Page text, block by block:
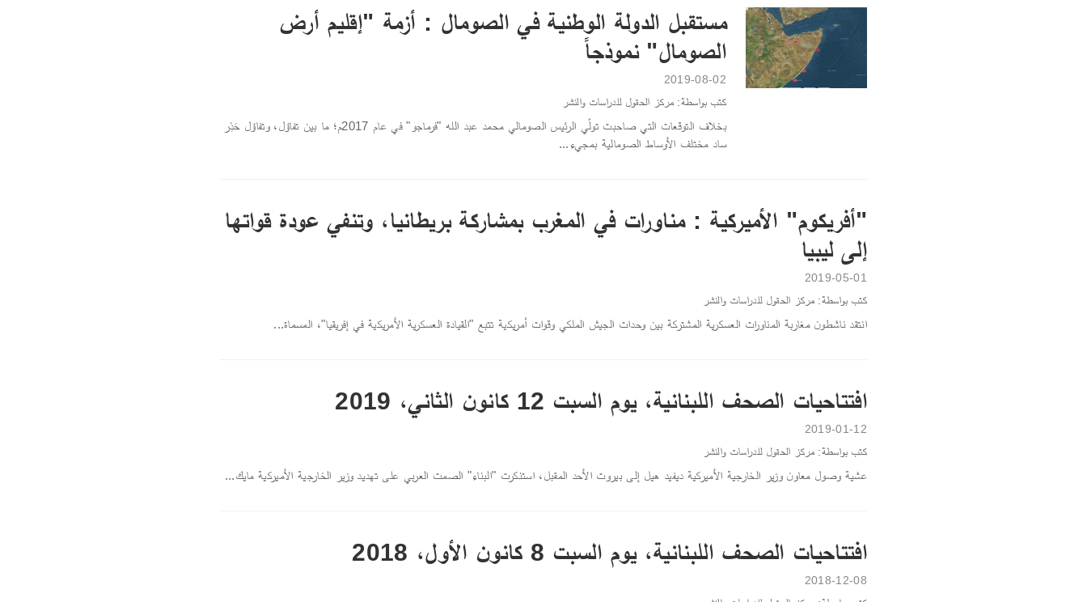
مستقبل الدولة الوطنية في الصومال : أزمة "إقليم أرض
الصومال" نموذجاً
2019-08-02
كتب بواسطة: مركز الحقول للدراسات والنشر
بخلاف التوقعات التي صاحبت تولّي الرئيس الصومالي محمد عبد الله "فرماجو" في عام 2017م؛ ما بين تفاؤل، وتفاؤل حَذِر
ساد مختلف الأوساط الصومالية بمجيء...
"أفريكوم" الأميركية : مناورات في المغرب بمشاركة بريطانيا، وتنفي عودة قواتها
إلى ليبيا
2019-05-01
كتب بواسطة: مركز الحقول للدراسات والنشر
انتقد ناشطون مغاربة المناورات العسكرية المشتركة بين وحدات الجيش الملكي وقوات أمريكية تتبع "القيادة العسكرية الأمريكية في إفريقيا"، المسماة...
افتتاحيات الصحف اللبنانية، يوم السبت 12 كانون الثاني، 2019
2019-01-12
كتب بواسطة: مركز الحقول للدراسات والنشر
عشية وصول معاون وزير الخارجية الأميركية ديفيد هيل إلى بيروت الأحد المقبل، استنكرت "البناء" الصمت العربي على تهديد وزير الخارجية الأميركية مايك...
افتتاحيات الصحف اللبنانية، يوم السبت 8 كانون الأول، 2018
2018-12-08